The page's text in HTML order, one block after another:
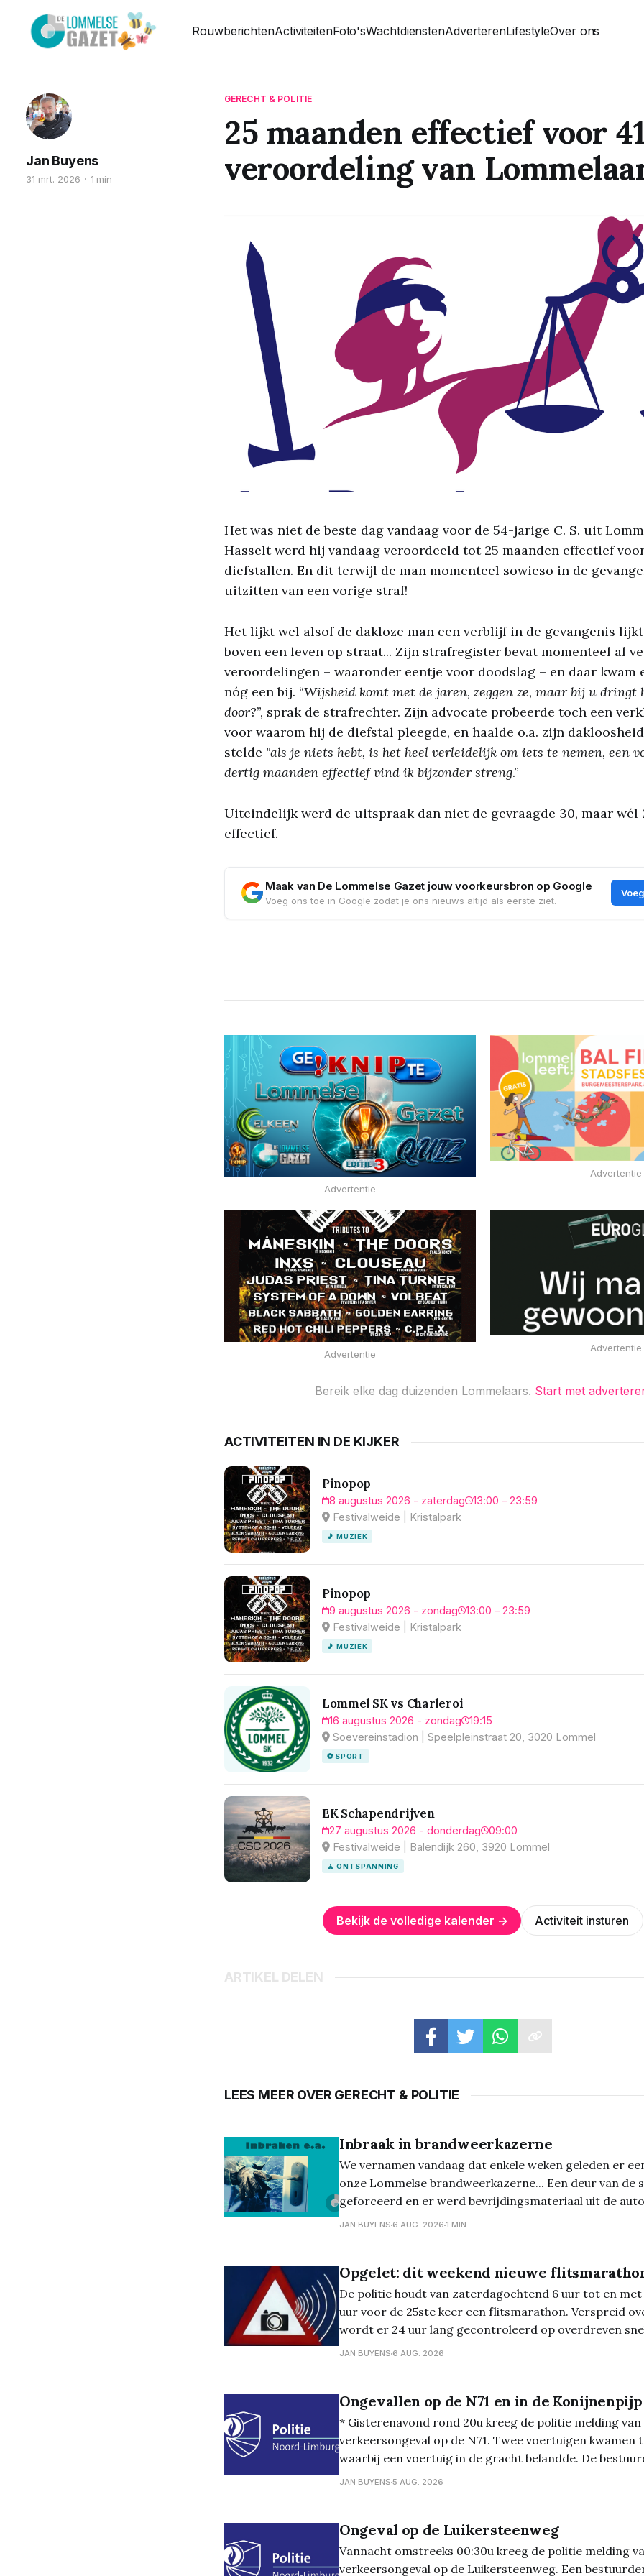
RouwberichtenActiviteitenFoto'sWachtdienstenAdverterenLifestyleOver ons
GERECHT & POLITIE
25 maanden effectief voor
veroordeling van
Jan Buyens
31 mrt. 2026 1 min
Het was niet de beste dag vandaag voor de 54-jarige C. S. uit
Hasselt werd hij vandaag veroordeeld tot 25 maanden effectief
diefstallen. En dit terwijl de man momenteel sowieso in de
uitzitten van een vorige straf!
Het lijkt wel alsof de dakloze man een verblijf in de gevangenis
boven een leven op straat... Zijn strafregister bevat momenteel al
veroordelingen – waaronder eentje voor doodslag – en daar kwam
nóg een bij. “Wijsheid komt met de jaren, zeggen ze, maar bij u
door?”, sprak de strafrechter. Zijn advocate probeerde toch een
voor waarom hij de diefstal pleegde, en haalde o.a. zijn
stelde "als je niets hebt, is het heel verleidelijk om iets te nemen, een
dertig maanden effectief vind ik bijzonder streng.”
Uiteindelijk werd de uitspraak dan niet de gevraagde 30, maar wél
effectief.
Maak van De Lommelse Gazet jouw voorkeursbron op Google
Voeg ons toe in Google zodat je ons nieuws altijd als eerste ziet.
Advertentie
Advertentie
Advertentie
Advertentie
Bereik elke dag duizenden Lommelaars. Start met
ACTIVITEITEN IN DE KIJKER
Pinopop
8 augustus 2026 - zaterdag
13:00 – 23:59
Festivalweide | Kristalpark
🎵 MUZIEK
Pinopop
9 augustus 2026 - zondag
13:00 – 23:59
Festivalweide | Kristalpark
🎵 MUZIEK
Lommel SK vs Charleroi
16 augustus 2026 - zondag
19:15
Soevereinstadion | Speelpleinstraat 20, 3020 Lommel
⚽ SPORT
EK Schapendrijven
27 augustus 2026 - donderdag
09:00
Festivalweide | Balendijk 260, 3920 Lommel
🧘 ONTSPANNING
Bekijk de volledige kalender → Activiteit insturen
ARTIKEL DELEN
LEES MEER OVER GERECHT & POLITIE
Inbraak in brandweerkazerne
We vernamen vandaag dat enkele weken geleden er
onze Lommelse brandweerkazerne... Een deur van de
geforceerd en er werd bevrijdingsmateriaal uit de
Het gaat om accu-aangedreven bevrijdingsmateriaal
JAN BUYENS 6 AUG. 2026 1 MIN
Opgelet: dit weekend nieuwe
De politie houdt van zaterdagochtend 6 uur tot en
uur voor de 25ste keer een flitsmarathon. Verspreid
wordt er 24 uur lang gecontroleerd op overdreven
bemande als met onbemande radars. Opletten dus,
JAN BUYENS 6 AUG. 2026
Ongevallen op de N71 en in de Konijnenpijp
* Gisterenavond rond 20u kreeg de politie melding van
verkeersongeval op de N71. Twee voertuigen
waarbij een voertuig in de gracht belandde. De
nodige zorg naar het ziekenhuis gebracht en de wagen
JAN BUYENS 5 AUG. 2026
Ongeval op de Luikersteenweg
Vannacht omstreeks 00:30u kreeg de politie melding
verkeersongeval op de Luikersteenweg. Een